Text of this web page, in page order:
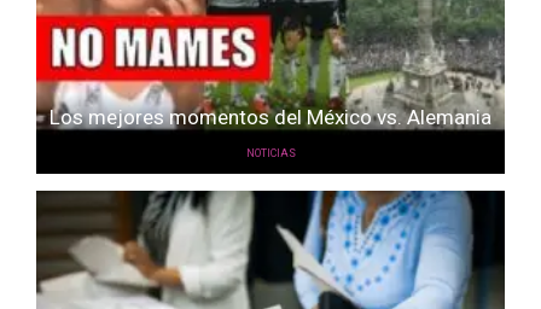
Los mejores momentos del México vs. Alemania
NOTICIAS